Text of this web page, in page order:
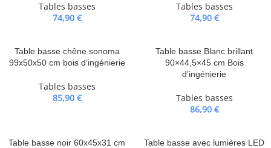
Tables basses
74,90 €
Tables basses
74,90 €
Table basse chêne sonoma
99x50x50 cm bois d’ingénierie
Tables basses
85,90 €
Table basse Blanc brillant
90×44,5×45 cm Bois
d’ingénierie
Tables basses
86,90 €
Table basse noir 60x45x31 cm
Table basse avec lumières LED